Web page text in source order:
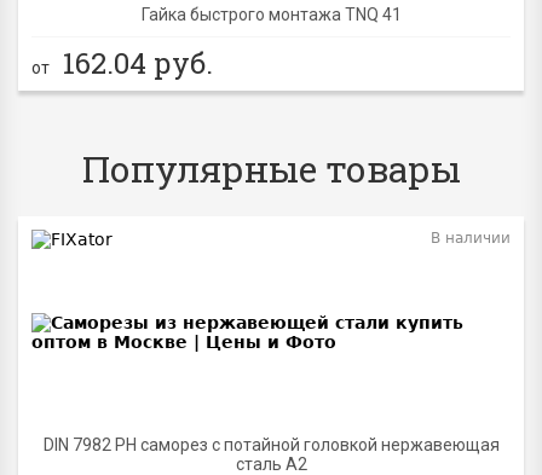
Гайка быстрого монтажа TNQ 41
от 162.04 руб.
Популярные товары
DIN 7982 PH саморез с потайной головкой нержавеющая
сталь A2
В наличии